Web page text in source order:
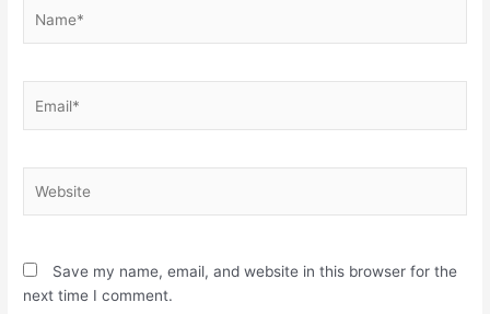
Save my name, email, and website in this browser for the
next time I comment.